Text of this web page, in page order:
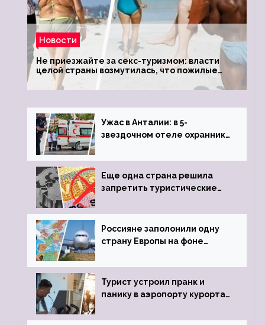
Новости
Не приезжайте за секс-туризмом: власти
целой страны возмутилась, что пожилые
туристки массово едут к ним, чтобы
обзавестись молодыми любовниками
Ужас в Анталии: в 5-
звездочном отеле охранник
пистолета
Еще одна страна решила
запретить туристические
Россияне заполонили одну
страну Европы на фоне
виз
Турист устроил пранк и
панику в аэропорту курорта,
задержке рейса